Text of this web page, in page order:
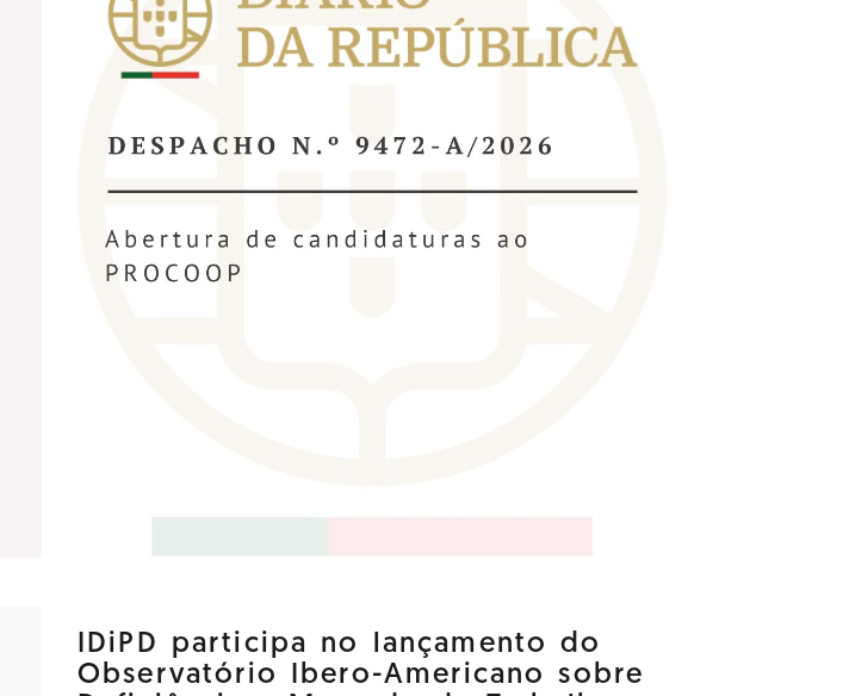
IDiPD participa no lançamento do
Observatório Ibero-Americano sobre